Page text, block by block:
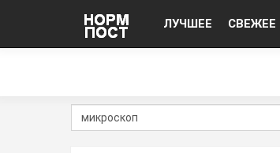
ЛУЧШЕЕ СВЕЖЕЕ